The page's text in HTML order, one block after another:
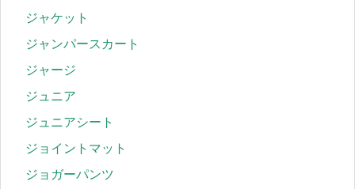
ジャケット
ジャンパースカート
ジャージ
ジュニア
ジュニアシート
ジョイントマット
ジョガーパンツ